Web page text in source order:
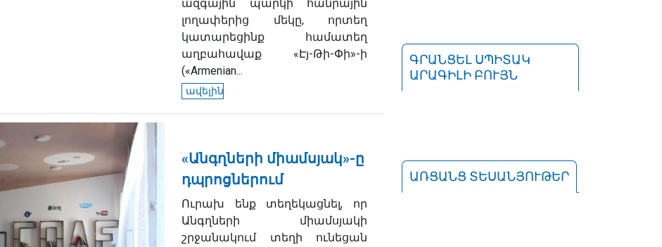
ազգային պարկի հանրային
լողափերից մեկը, որտեղ
կատարեցինք համատեղ
աղբահավաք «Էյ-Թի-Փի»-ի
(«Armenian...
ավելին
«Անգղների միամսյակ»-ը
դպրոցներում
Ուրախ ենք տեղեկացնել, որ
Անգղների միամսյակի
շրջանակում տեղի ունեցան
ԳՐԱՆՑԵԼ ՍՊԻՏԱԿ
ԱՐԱԳԻԼԻ ԲՈՒՅՆ
ԱՌՑԱՆՑ ՏԵՍԱՆՅՈՒԹԵՐ